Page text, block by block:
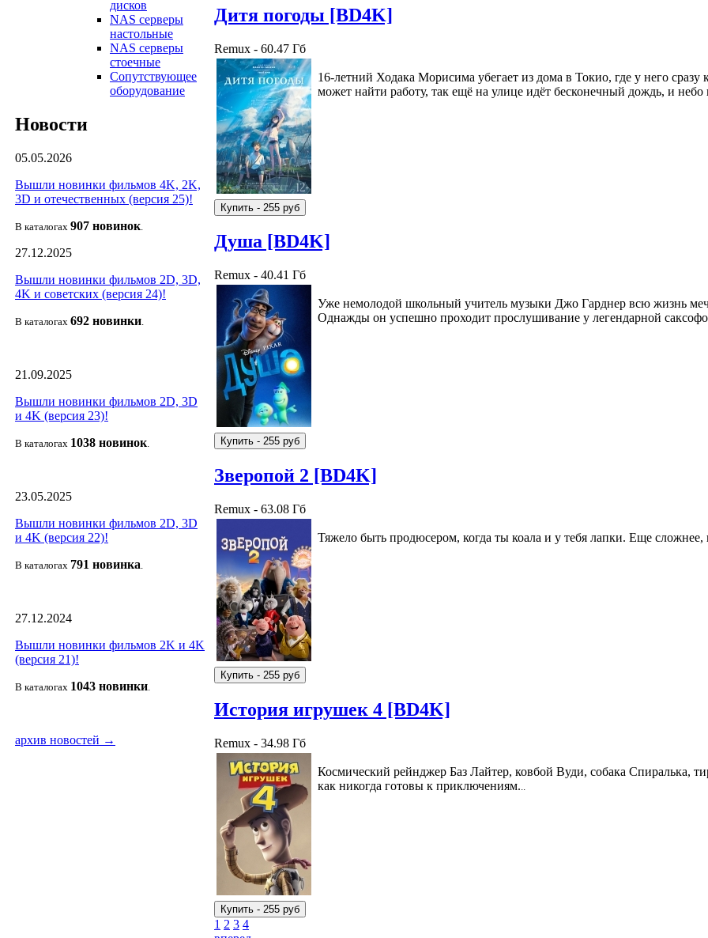
дисков
NAS серверы
настольные
NAS серверы
стоечные
Сопутствующее
оборудование
Новости
05.05.2026
Вышли новинки фильмов 4K, 2K,
3D и отечественных (версия 25)!
В каталогах 907 новинок.
27.12.2025
Вышли новинки фильмов 2D, 3D,
4K и советских (версия 24)!
В каталогах 692 новинки.
21.09.2025
Вышли новинки фильмов 2D, 3D
и 4K (версия 23)!
В каталогах 1038 новинок.
23.05.2025
Вышли новинки фильмов 2D, 3D
и 4K (версия 22)!
В каталогах 791 новинка.
27.12.2024
Вышли новинки фильмов 2K и 4K
(версия 21)!
В каталогах 1043 новинки.
архив новостей →
Дитя погоды [BD4K]
Remux - 60.47 Гб
16-летний Ходака Морисима убегает из дома в Токио, где у него
может найти работу, так ещё на улице идёт бесконечный дождь, и небо
Душа [BD4K]
Remux - 40.41 Гб
Уже немолодой школьный учитель музыки Джо Гарднер всю жизнь
Однажды он успешно проходит прослушивание у легендарной
Зверопой 2 [BD4K]
Remux - 63.08 Гб
Тяжело быть продюсером, когда ты коала и у тебя лапки. Еще
История игрушек 4 [BD4K]
Remux - 34.98 Гб
Космический рейнджер Баз Лайтер, ковбой Вуди, собака Спиралька,
как никогда готовы к приключениям...
1 2 3 4